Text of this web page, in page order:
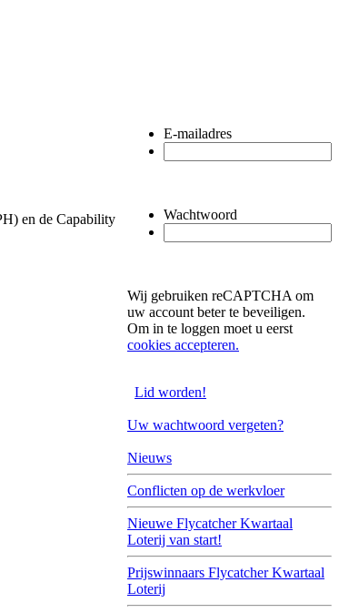
en de Capability
E-mailadres
Wachtwoord
Wij gebruiken reCAPTCHA om
uw account beter te beveiligen.
Om in te loggen moet u eerst
cookies accepteren.
Lid worden!
Uw wachtwoord vergeten?
Nieuws
Conflicten op de werkvloer
Nieuwe Flycatcher Kwartaal
Loterij van start!
Prijswinnaars Flycatcher Kwartaal
Loterij